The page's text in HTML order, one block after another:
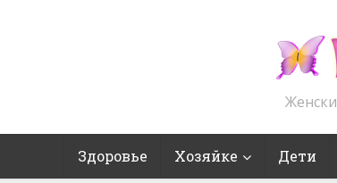
Здоровье Хозяйке Дети